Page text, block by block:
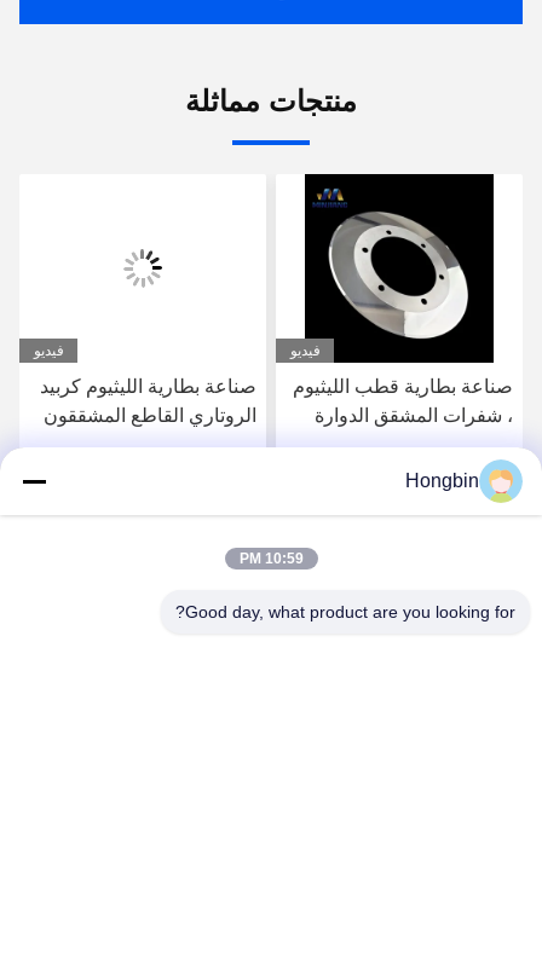
منتجات مماثلة
فيديو
صناعة بطارية قطب الليثيوم
، شفرات المشقق الدوارة
من كربيد التنجستن
فيديو
صناعة بطارية الليثيوم كربيد
الروتاري القاطع المشققون
OD130
Hongbin
10:59 PM
Good day, what product are you looking for?